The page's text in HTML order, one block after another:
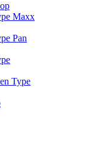
Maxx
Pan
Type